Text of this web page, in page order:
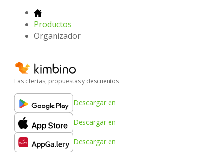
Productos
Organizador
Las ofertas, propuestas y descuentos
Descargar en
Descargar en
Descargar en